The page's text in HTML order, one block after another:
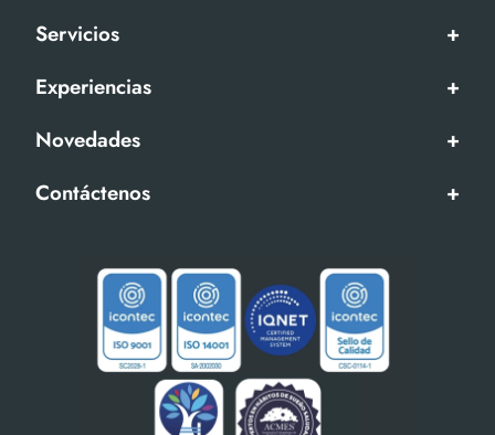
Servicios
+
Experiencias
+
Novedades
+
Contáctenos
+